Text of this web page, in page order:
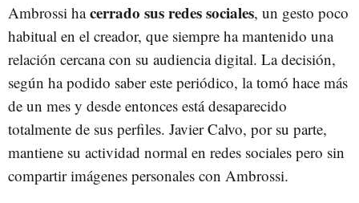
Ambrossi hacerrado sus redes sociales, un gesto poco
habitual en el creador, que siempre ha mantenido una
relación cercana con su audiencia digital. La decisión,
según ha podido saber este periódico, la tomó hace más
de un mes y desde entonces está desaparecido
totalmente de sus perfiles. Javier Calvo, por su parte,
mantiene su actividad normal en redes sociales pero sin
compartir imágenes personales con Ambrossi.